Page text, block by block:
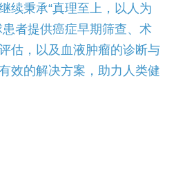
续秉承“真理至上，以人为
者提供癌症早期筛查、术
估，以及血液肿瘤的诊断与
效的解决方案，助力人类健